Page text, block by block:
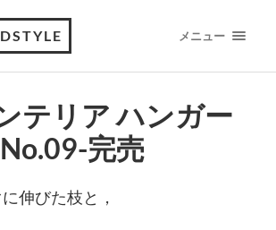
メニュー
テリア ハンガー
完売
伸びた枝と，